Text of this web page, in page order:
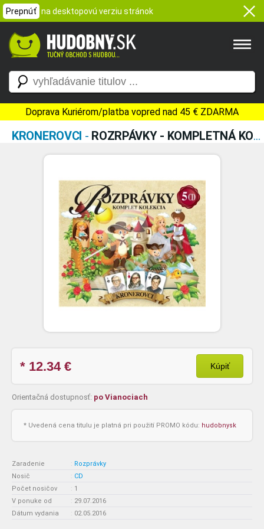
Prepnúť na desktopovú verziu stránok
Doprava Kuriérom/platba vopred nad 45 € ZDARMA
KRONEROVCI - ROZRPÁVKY - KOMPLETNÁ KOLEKCIA (5CD)
* 12.34€ Kúpiť
Orientačná dostupnosť: po Vianociach
* Uvedená cena titulu je platná pri použití PROMO kódu: hudobnysk
Zaradenie : Rozprávky
Nosič
: CD
Počet nosičov
: 1
V ponuke od
: 29.07.2016
Dátum vydania
: 02.05.2016